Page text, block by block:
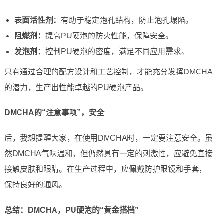
表面活性剂： 有助于稳定泡孔结构，防止泡孔塌陷。
阻燃剂： 提高PU硬泡的防火性能，保障安全。
发泡剂： 控制PU硬泡的密度，满足不同应用需求。
只有通过合理的配方设计和工艺控制，才能充分发挥DMCHA
的潜力，生产出性能卓越的PU硬泡产品。
DMCHA的“注意事项”，安全
后，我想提醒大家，在使用DMCHA时，一定要注意安全。虽
然DMCHA气味温和，但仍然具有一定的刺激性，应避免直接
接触皮肤和眼睛。在生产过程中，应佩戴防护眼镜和手套，
保持良好的通风。
总结：DMCHA，PU硬泡的“黄金搭档”